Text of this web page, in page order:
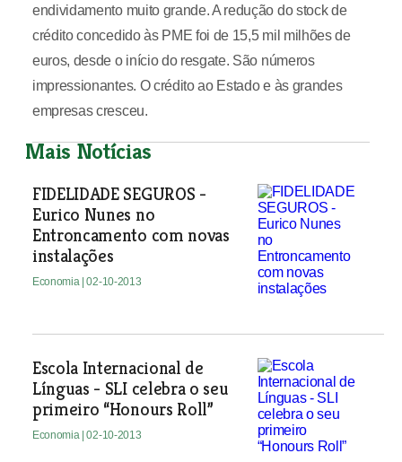
Mais Notícias
FIDELIDADE SEGUROS -
Eurico Nunes no
Entroncamento com novas
instalações
Economia | 02-10-2013
Escola Internacional de
Línguas - SLI celebra o seu
primeiro “Honours Roll”
Economia | 02-10-2013